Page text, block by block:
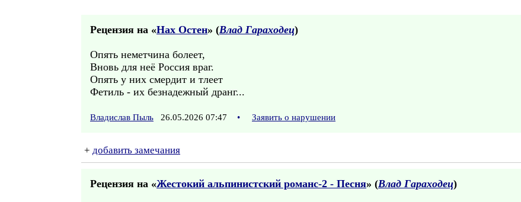
Рецензия на «Нах Остен» (Влад Гараходец)
Опять неметчина болеет,
Вновь для неё Россия враг.
Опять у них смердит и тлеет
Фетиль - их безнадежный дранг...
Владислав Пыль 26.05.2026 07:47 • Заявить о нарушении
+ добавить замечания
Рецензия на «Жестокий альпинистский романс-2 - Песня» (Влад Гараходец)